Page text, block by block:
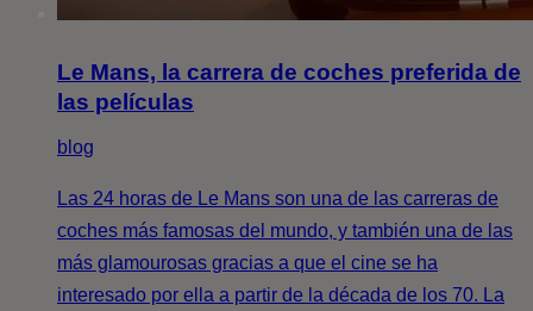
Le Mans, la carrera de coches preferida de
las películas
blog
Las 24 horas de Le Mans son una de las carreras de
coches más famosas del mundo, y también una de las
más glamourosas gracias a que el cine se ha
interesado por ella a partir de la década de los 70. La